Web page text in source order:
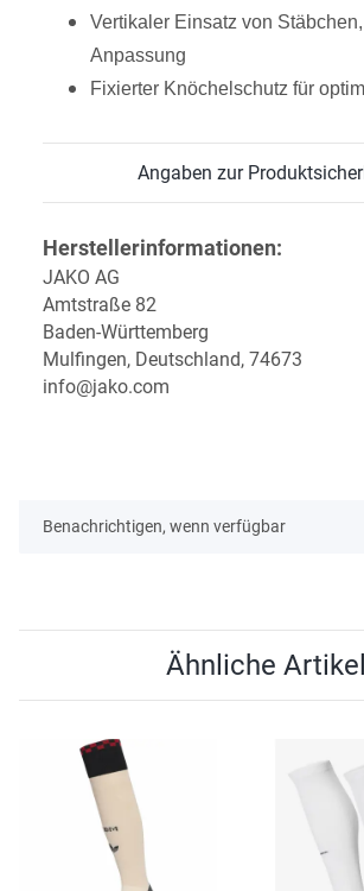
Vertikaler Einsatz von
Anpassung
Fixierter Knöchelschutz für
Angaben zur
Herstellerinformationen:
JAKO AG
Amtstraße 82
Baden-Württemberg
Mulfingen, Deutschland, 74673
info@jako.com
Benachrichtigen, wenn verfügbar
Ähnliche Artikel